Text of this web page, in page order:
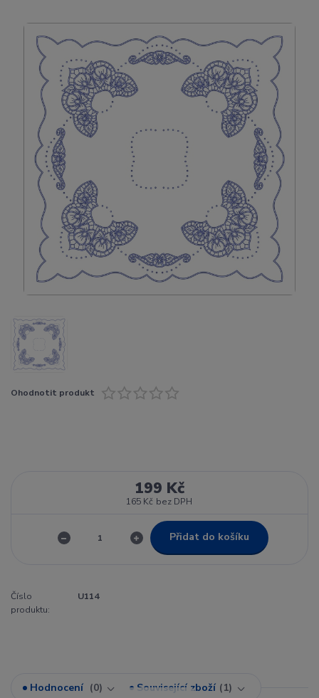
Ohodnotit produkt
199 Kč
165 Kč bez DPH
Přidat do košíku
Číslo
produktu:
U114
Hodnocení 0 Související zboží 1